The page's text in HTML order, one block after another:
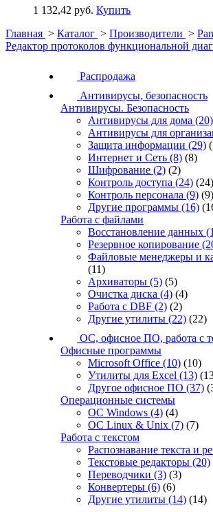
1 132,42 руб. Купить
Главная > Каталог > Производители >
Редактор протоколов функциональной
Распродажа
Антивирусы, безопасность
Антивирусы. Безопасность
Антивирусы для дома (20)
Антивирусы для
Защита информации (29)
Интернет и Сеть (8) (8)
Шифрование (2) (2)
Контроль доступа (24) (24)
Контроль персонала (9) (9)
Другие программы (16)
Работа с файлами
Восстановление данных
Резервное копирование
Файловые менеджеры и
(11)
Архиваторы (5) (5)
Очистка диска (4) (4)
Работа с DBF (2) (2)
Другие утилиты (22) (22)
ОС, офисное ПО, работа с
Офисные программы
Microsoft Office (10) (10)
Утилиты для Excel (13)
Другое офисное ПО (37)
Операционные системы
ОС Windows (4) (4)
ОС Linux & Unix (7) (7)
Работа с текстом
Распознавание текста и
Текстовые редакторы (20)
Переводчики (3) (3)
Конвертеры (6) (6)
Другие утилиты (14) (14)